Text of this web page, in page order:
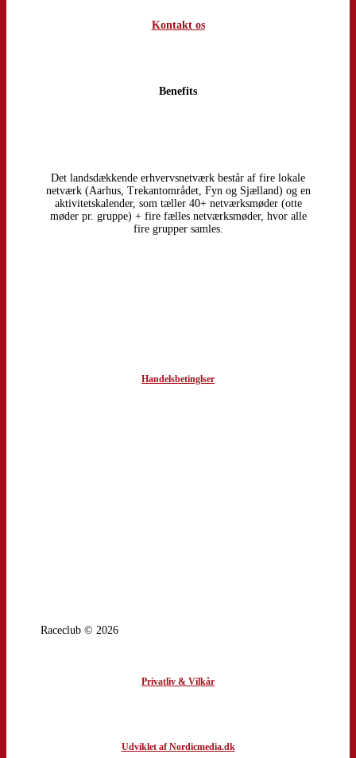
Kontakt os
Benefits
Det landsdækkende erhvervsnetværk består af fire lokale
netværk (Aarhus, Trekantområdet, Fyn og Sjælland) og en
aktivitetskalender, som tæller 40+ netværksmøder (otte
møder pr. gruppe) + fire fælles netværksmøder, hvor alle
fire grupper samles.
Handelsbetinglser
Raceclub © 2026
Privatliv & Vilkår
Udviklet af Nordicmedia.dk